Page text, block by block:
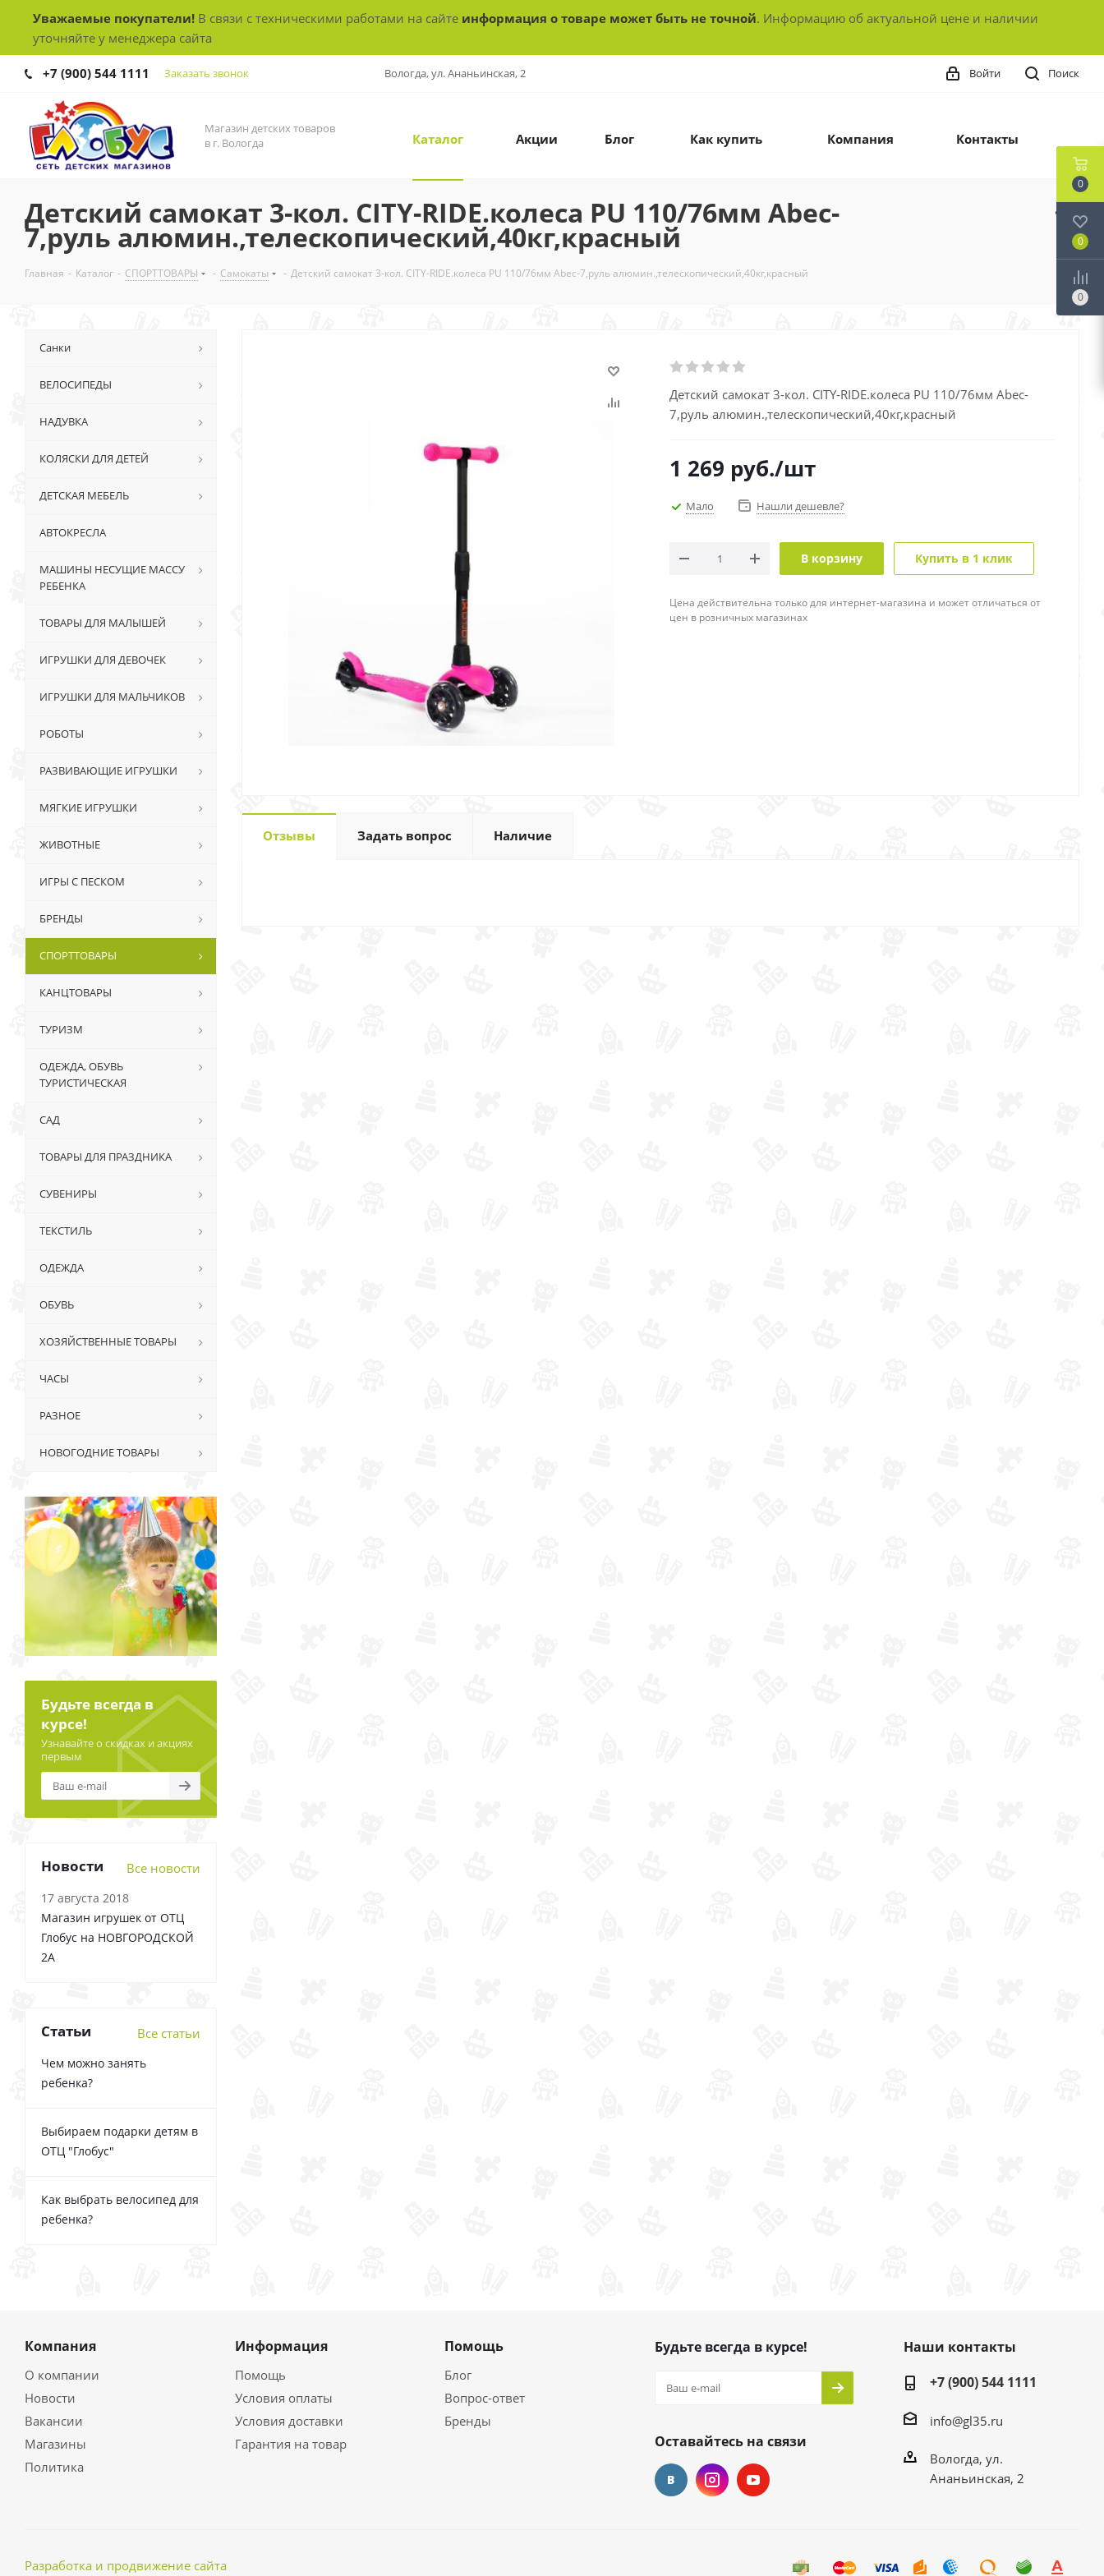
Уважаемые покупатели! В связи с техническими работами на сайте информация о товаре может быть не точной. Информацию об актуальной цене и наличии
уточняйте у менеджера сайта
+7 (900) 544 1111 Заказать звонок Вологда, ул. Ананьинская, 2 Поиск
Войти
Магазин детских товаров
в г. Вологда
Каталог Акции Блог Как купить Компания Контакты
Детский самокат 3-кол. CITY-RIDE.колеса PU 110/76мм Abec-
7,руль алюмин.,телескопический,40кг,красный
Главная - Каталог - СПОРТТОВАРЫ - Самокаты - Детский самокат 3-кол. CITY-RIDE.колеса PU 110/76мм Abec-7,руль алюмин.,телескопический,40кг,красный
Детский самокат 3-кол. CITY-RIDE.колеса PU 110/76мм Abec-
7,руль алюмин.,телескопический,40кг,красный
1 269 руб./шт
Мало Нашли дешевле?
В корзину Купить в 1 клик
Цена действительна только для интернет-магазина и может отличаться от
цен в розничных магазинах
Отзывы Задать вопрос Наличие
Санки
ВЕЛОСИПЕДЫ
НАДУВКА
КОЛЯСКИ ДЛЯ ДЕТЕЙ
ДЕТСКАЯ МЕБЕЛЬ
АВТОКРЕСЛА
МАШИНЫ НЕСУЩИЕ МАССУ
РЕБЕНКА
ТОВАРЫ ДЛЯ МАЛЫШЕЙ
ИГРУШКИ ДЛЯ ДЕВОЧЕК
ИГРУШКИ ДЛЯ МАЛЬЧИКОВ
РОБОТЫ
РАЗВИВАЮЩИЕ ИГРУШКИ
МЯГКИЕ ИГРУШКИ
ЖИВОТНЫЕ
ИГРЫ С ПЕСКОМ
БРЕНДЫ
СПОРТТОВАРЫ
КАНЦТОВАРЫ
ТУРИЗМ
ОДЕЖДА, ОБУВЬ
ТУРИСТИЧЕСКАЯ
САД
ТОВАРЫ ДЛЯ ПРАЗДНИКА
СУВЕНИРЫ
ТЕКСТИЛЬ
ОДЕЖДА
ОБУВЬ
ХОЗЯЙСТВЕННЫЕ ТОВАРЫ
ЧАСЫ
РАЗНОЕ
НОВОГОДНИЕ ТОВАРЫ
Будьте всегда в
курсе!
Узнавайте о скидках и акциях
первым
Новости Все новости
17 августа 2018
Магазин игрушек от ОТЦ
Глобус на НОВГОРОДСКОЙ
2А
Статьи Все статьи
Чем можно занять
ребенка?
Выбираем подарки детям в
ОТЦ "Глобус"
Как выбрать велосипед для
ребенка?
Компания
О компании
Новости
Вакансии
Магазины
Политика
Информация
Помощь
Условия оплаты
Условия доставки
Гарантия на товар
Помощь
Блог
Вопрос-ответ
Бренды
Будьте всегда в курсе!
Оставайтесь на связи
Наши контакты
+7 (900) 544 1111
info@gl35.ru
Вологда, ул.
Ананьинская, 2
Разработка и продвижение сайта
0
0
0